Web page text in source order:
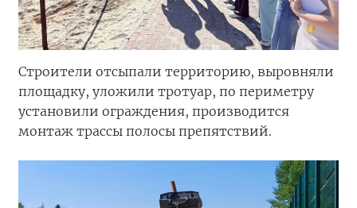
Строители отсыпали территорию, выровняли
площадку, уложили тротуар, по периметру
установили ограждения, производится
монтаж трассы полосы препятствий.